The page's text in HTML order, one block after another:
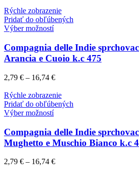
Rýchle zobrazenie
Pridať do obľúbených
Výber možností
Compagnia delle Indie
Arancia e Cuoio k.c 475
2,79 € – 16,74 €
Rýchle zobrazenie
Pridať do obľúbených
Výber možností
Compagnia delle Indie
Mughetto e Muschio Bianco k.c
2,79 € – 16,74 €